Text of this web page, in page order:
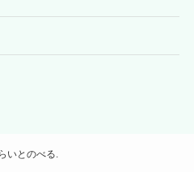
いとのべる.